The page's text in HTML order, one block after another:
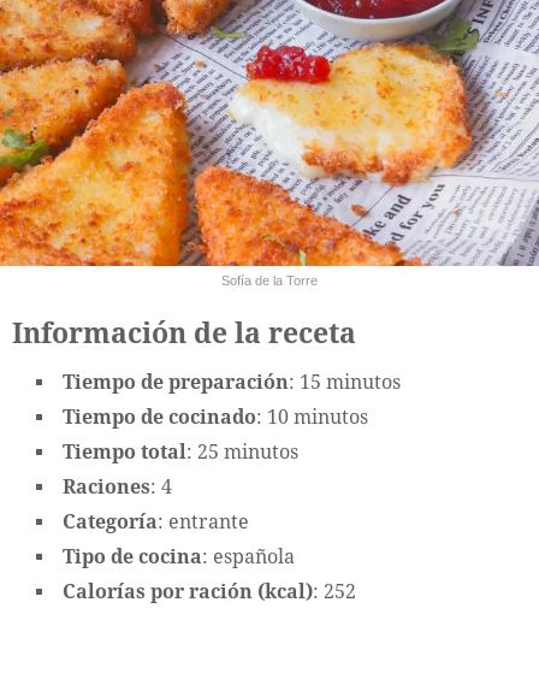
Sofía de la Torre
Información de la receta
Tiempo de preparación: 15 minutos
Tiempo de cocinado: 10 minutos
Tiempo total: 25 minutos
Raciones: 4
Categoría: entrante
Tipo de cocina: española
Calorías por ración (kcal): 252